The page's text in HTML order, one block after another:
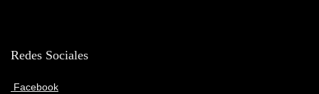
Redes Sociales
Facebook